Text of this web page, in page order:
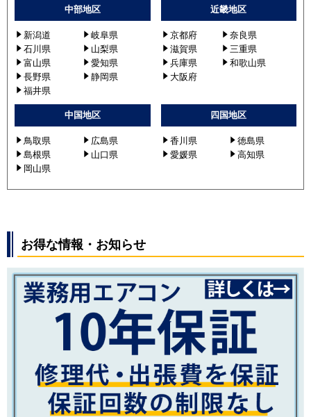
中部地区
新潟道
岐阜県
石川県
山梨県
富山県
愛知県
長野県
静岡県
福井県
近畿地区
京都府
奈良県
滋賀県
三重県
兵庫県
和歌山県
大阪府
中国地区
鳥取県
広島県
島根県
山口県
岡山県
四国地区
香川県
徳島県
愛媛県
高知県
お得な情報・お知らせ